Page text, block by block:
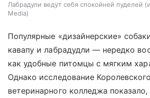
Лабрадули ведут себя спокойней пуделей
Media
Популярные «дизайнерские»
кавапу и лабрадудли — нередко
как удобные питомцы с мягким
Однако исследование Королевского
ветеринарного колледжа показало,